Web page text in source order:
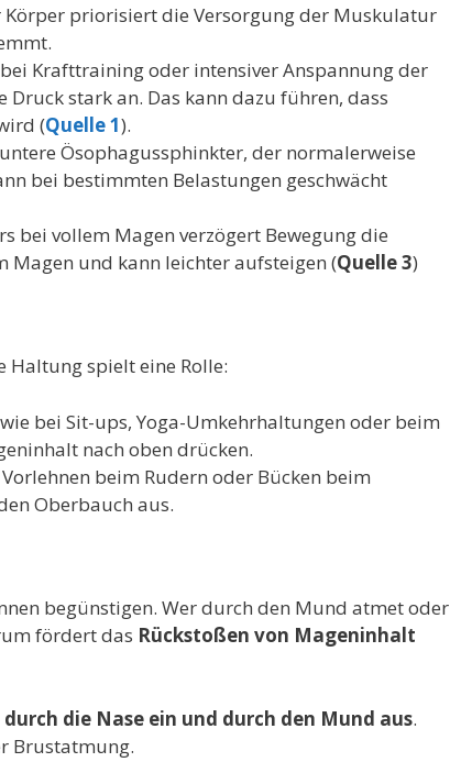
Körper priorisiert die Versorgung der Muskulatur
Krafttraining oder intensiver Anspannung der
stark an. Das kann dazu führen, dass
(Quelle 1).
Ösophagussphinkter, der normalerweise
bei bestimmten Belastungen geschwächt
bei vollem Magen verzögert Bewegung die
und kann leichter aufsteigen (Quelle 3)
Haltung spielt eine Rolle:
wie bei Sit-ups, Yoga-Umkehrhaltungen oder beim
nach oben drücken.
beim Rudern oder Bücken beim
Oberbauch aus.
begünstigen. Wer durch den Mund atmet oder
fördert das Rückstoßen von Mageninhalt
durch die Nase ein und durch den Mund aus.
Brustatmung.